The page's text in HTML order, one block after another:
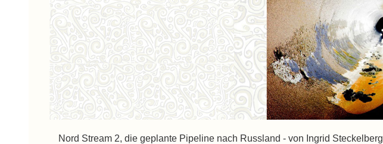
Nord Stream 2, die geplante Pipeline nach Russland - von Ingrid Steckelberg